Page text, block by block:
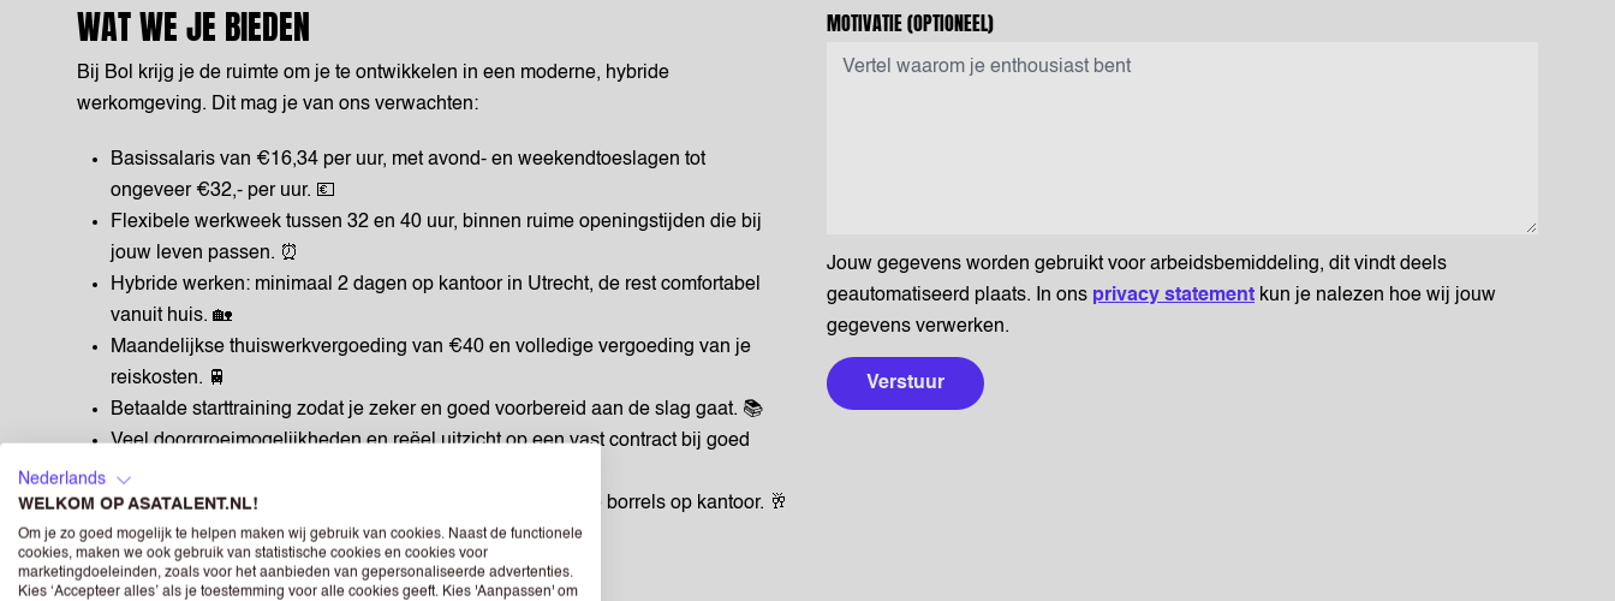
WAT WE JE BIEDEN
Bij Bol krijg je de ruimte om je te ontwikkelen in een moderne, hybride
werkomgeving. Dit mag je van ons verwachten:
Basissalaris van €16,34 per uur, met avond- en weekendtoeslagen tot
ongeveer €32,- per uur. 💶
Flexibele werkweek tussen 32 en 40 uur, binnen ruime openingstijden die bij
jouw leven passen. ⏰
Hybride werken: minimaal 2 dagen op kantoor in Utrecht, de rest comfortabel
vanuit huis. 🏡
Maandelijkse thuiswerkvergoeding van €40 en volledige vergoeding van je
reiskosten. 🚆
Betaalde starttraining zodat je zeker en goed voorbereid aan de slag gaat. 📚
Veel doorgroeimogelijkheden en reëel uitzicht op een vast contract bij goed
functioneren. 📈
Een inclusieve, informele cultuur met gezellige wekelijkse borrels op kantoor. 🥂
WAT WE VAN JE VRAGEN
MOTIVATIE(OPTIONEEL)
Jouw gegevens worden gebruikt voor arbeidsbemiddeling, dit vindt deels
geautomatiseerd plaats. In ons privacy statement kun je nalezen hoe wij jouw
gegevens verwerken.
Verstuur
Nederlands
WELKOM OP ASATALENT.NL!
Om je zo goed mogelijk te helpen maken wij gebruik van cookies. Naast de functionele
cookies, maken we ook gebruik van statistische cookies en cookies voor
marketingdoeleinden, zoals voor het aanbieden van gepersonaliseerde advertenties.
Kies ‘Accepteer alles’ als je toestemming voor alle cookies geeft. Kies 'Aanpassen' om